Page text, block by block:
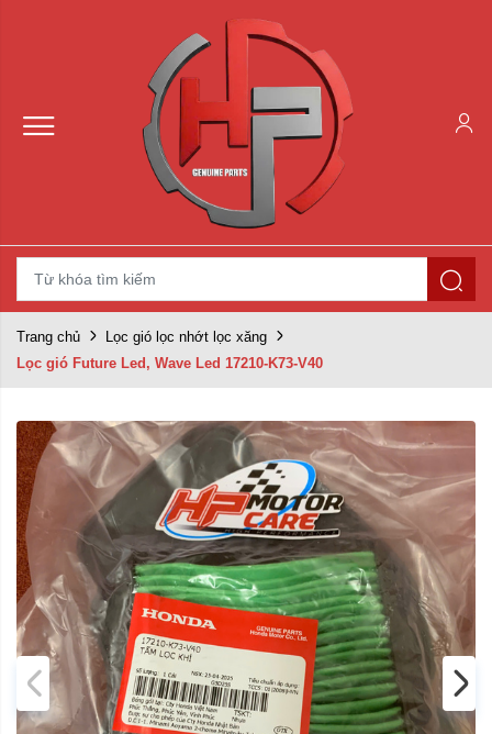
Trang chủ
Lọc gió lọc nhớt lọc xăng
Lọc gió Future Led, Wave Led 17210-K73-V40